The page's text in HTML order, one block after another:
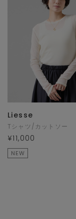
Liesse
Tシャツ/カットソー
¥11,000
NEW